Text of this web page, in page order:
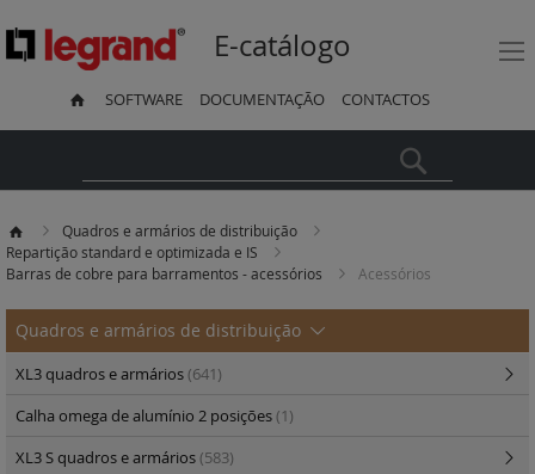
E-catálogo
SOFTWARE DOCUMENTAÇÃO CONTACTOS
Quadros e armários de distribuição
Repartição standard e optimizada e IS
Barras de cobre para barramentos - acessórios
Acessórios
Quadros e armários de distribuição
XL3 quadros e armários(641)
Calha omega de alumínio 2 posições(1)
XL3 S quadros e armários(583)